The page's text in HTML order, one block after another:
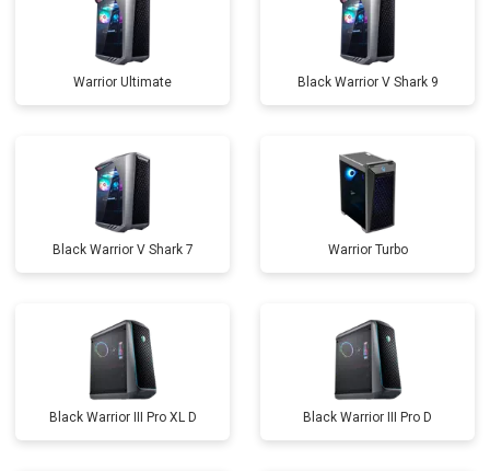
Warrior Ultimate Black Warrior V Shark 9
Black Warrior V Shark 7 Warrior Turbo
Black Warrior III Pro XL D Black Warrior III Pro D